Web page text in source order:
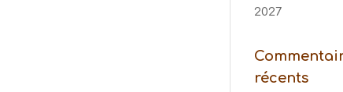
2027
récents